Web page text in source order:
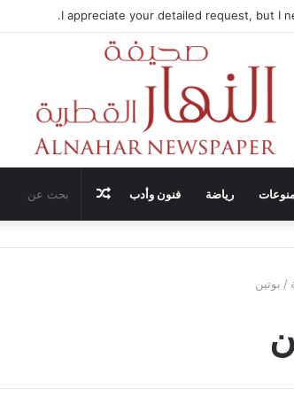
النار في غزة مع قطر وتركيا ومصر
رياضة فنون وأدب مقال
عشوائي
/ بوتين